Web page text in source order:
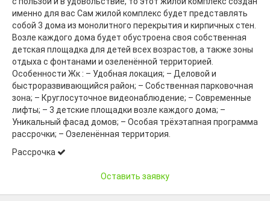
именно для вас Сам жилой комплекс будет представлять
собой 3 дома из монолитного перекрытия и кирпичных стен.
Возле каждого дома будет обустроена своя собственная
детская площадка для детей всех возрастов, а также зоны
отдыха с фонтанами и озеленённой территорией.
Особенности Жк : – Удобная локация; – Деловой и
быстроразвивающийся район; – Собственная парковочная
зона; – Круглосуточное видеонаблюдение; – Современные
лифты; – 3 детские площадки возле каждого дома; –
Уникальный фасад домов; – Особая трёхэтапная программа
рассрочки; – Озеленённая территория.
Рассрочка
Оставить заявку